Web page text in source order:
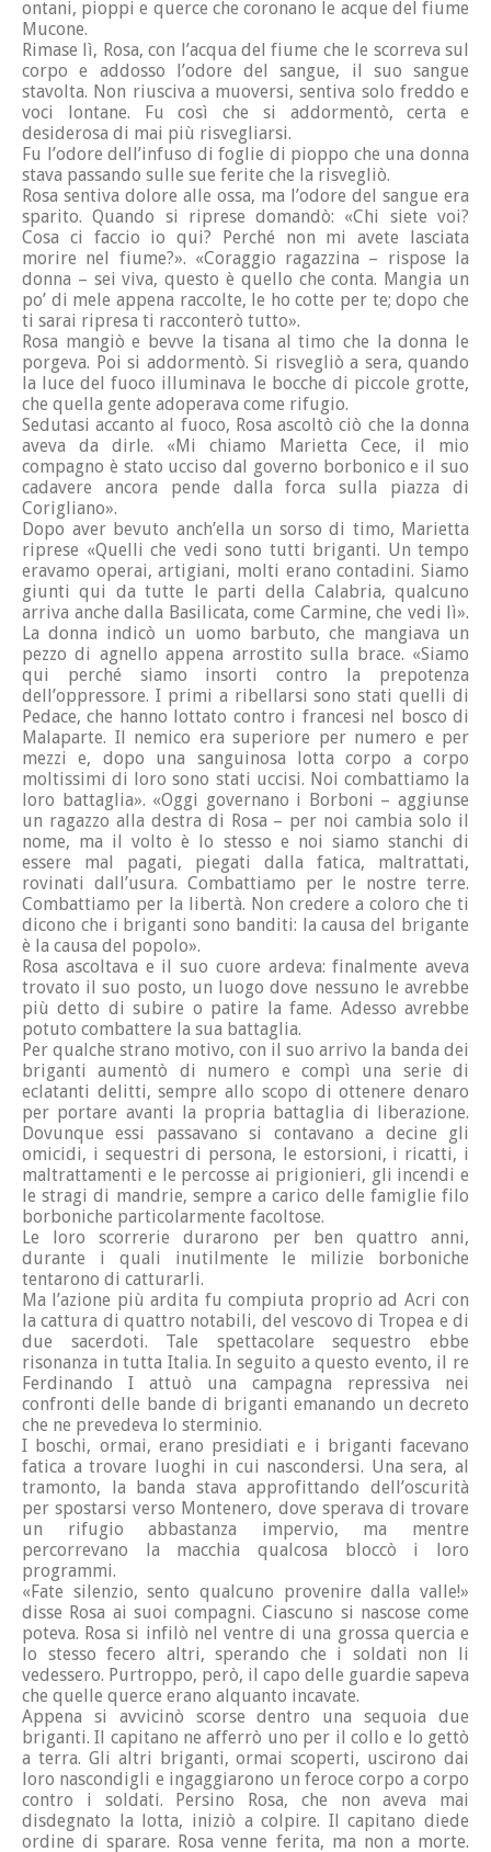
ontani, pioppi e querce che coronano le acque del fiume
Mucone.
Rimase lì, Rosa, con l’acqua del fiume che le scorreva sul
corpo e addosso l’odore del sangue, il suo sangue
stavolta. Non riusciva a muoversi, sentiva solo freddo e
voci lontane. Fu così che si addormentò, certa e
desiderosa di mai più risvegliarsi.
Fu l’odore dell’infuso di foglie di pioppo che una donna
stava passando sulle sue ferite che la risvegliò.
Rosa sentiva dolore alle ossa, ma l’odore del sangue era
sparito. Quando si riprese domandò: «Chi siete voi?
Cosa ci faccio io qui? Perché non mi avete lasciata
morire nel fiume?». «Coraggio ragazzina – rispose la
donna – sei viva, questo è quello che conta. Mangia un
po’ di mele appena raccolte, le ho cotte per te; dopo che
ti sarai ripresa ti racconterò tutto».
Rosa mangiò e bevve la tisana al timo che la donna le
porgeva. Poi si addormentò. Si risvegliò a sera, quando
la luce del fuoco illuminava le bocche di piccole grotte,
che quella gente adoperava come rifugio.
Sedutasi accanto al fuoco, Rosa ascoltò ciò che la donna
aveva da dirle. «Mi chiamo Marietta Cece, il mio
compagno è stato ucciso dal governo borbonico e il suo
cadavere ancora pende dalla forca sulla piazza di
Corigliano».
Dopo aver bevuto anch’ella un sorso di timo, Marietta
riprese «Quelli che vedi sono tutti briganti. Un tempo
eravamo operai, artigiani, molti erano contadini. Siamo
giunti qui da tutte le parti della Calabria, qualcuno
arriva anche dalla Basilicata, come Carmine, che vedi lì».
La donna indicò un uomo barbuto, che mangiava un
pezzo di agnello appena arrostito sulla brace. «Siamo
qui perché siamo insorti contro la prepotenza
dell’oppressore. I primi a ribellarsi sono stati quelli di
Pedace, che hanno lottato contro i francesi nel bosco di
Malaparte. Il nemico era superiore per numero e per
mezzi e, dopo una sanguinosa lotta corpo a corpo
moltissimi di loro sono stati uccisi. Noi combattiamo la
loro battaglia». «Oggi governano i Borboni – aggiunse
un ragazzo alla destra di Rosa – per noi cambia solo il
nome, ma il volto è lo stesso e noi siamo stanchi di
essere mal pagati, piegati dalla fatica, maltrattati,
rovinati dall’usura. Combattiamo per le nostre terre.
Combattiamo per la libertà. Non credere a coloro che ti
dicono che i briganti sono banditi: la causa del brigante
è la causa del popolo».
Rosa ascoltava e il suo cuore ardeva: finalmente aveva
trovato il suo posto, un luogo dove nessuno le avrebbe
più detto di subire o patire la fame. Adesso avrebbe
potuto combattere la sua battaglia.
Per qualche strano motivo, con il suo arrivo la banda dei
briganti aumentò di numero e compì una serie di
eclatanti delitti, sempre allo scopo di ottenere denaro
per portare avanti la propria battaglia di liberazione.
Dovunque essi passavano si contavano a decine gli
omicidi, i sequestri di persona, le estorsioni, i ricatti, i
maltrattamenti e le percosse ai prigionieri, gli incendi e
le stragi di mandrie, sempre a carico delle famiglie filo
borboniche particolarmente facoltose.
Le loro scorrerie durarono per ben quattro anni,
durante i quali inutilmente le milizie borboniche
tentarono di catturarli.
Ma l’azione più ardita fu compiuta proprio ad Acri con
la cattura di quattro notabili, del vescovo di Tropea e di
due sacerdoti. Tale spettacolare sequestro ebbe
risonanza in tutta Italia. In seguito a questo evento, il re
Ferdinando I attuò una campagna repressiva nei
confronti delle bande di briganti emanando un decreto
che ne prevedeva lo sterminio.
I boschi, ormai, erano presidiati e i briganti facevano
fatica a trovare luoghi in cui nascondersi. Una sera, al
tramonto, la banda stava approfittando dell’oscurità
per spostarsi verso Montenero, dove sperava di trovare
un rifugio abbastanza impervio, ma mentre
percorrevano la macchia qualcosa bloccò i loro
programmi.
«Fate silenzio, sento qualcuno provenire dalla valle!»
disse Rosa ai suoi compagni. Ciascuno si nascose come
poteva. Rosa si infilò nel ventre di una grossa quercia e
lo stesso fecero altri, sperando che i soldati non li
vedessero. Purtroppo, però, il capo delle guardie sapeva
che quelle querce erano alquanto incavate.
Appena si avvicinò scorse dentro una sequoia due
briganti. Il capitano ne afferrò uno per il collo e lo gettò
a terra. Gli altri briganti, ormai scoperti, uscirono dai
loro nascondigli e ingaggiarono un feroce corpo a corpo
contro i soldati. Persino Rosa, che non aveva mai
disdegnato la lotta, iniziò a colpire. Il capitano diede
ordine di sparare. Rosa venne ferita, ma non a morte.